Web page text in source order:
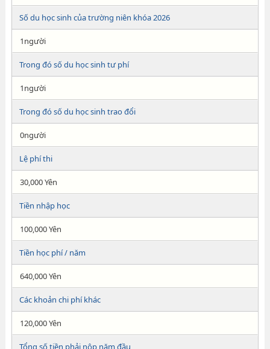
Số du học sinh của trường niên khóa 2026
1người
Trong đó số du học sinh tư phí
1người
Trong đó số du học sinh trao đổi
0người
Lệ phí thi
30,000 Yên
Tiền nhập học
100,000 Yên
Tiền học phí / năm
640,000 Yên
Các khoản chi phí khác
120,000 Yên
Tổng số tiền phải nộp năm đầu